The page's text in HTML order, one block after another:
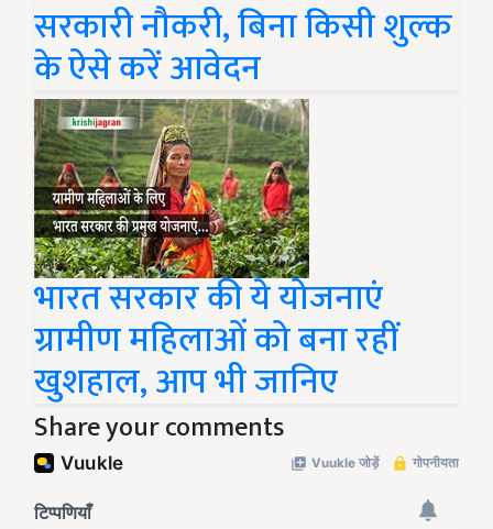
सरकारी नौकरी, बिना किसी शुल्क
के ऐसे करें आवेदन
भारत सरकार की ये योजनाएं
ग्रामीण महिलाओं को बना रहीं
खुशहाल, आप भी जानिए
Share your comments